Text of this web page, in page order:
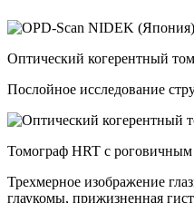
Оптический когерентный
Послойное исследование
Томограф HRT с
Трехмерное изображение
глаукомы, прижизненная